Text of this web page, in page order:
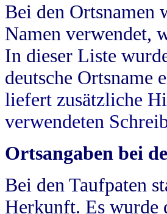
Bei den Ortsnamen
Namen verwendet,
In dieser Liste
deutsche Ortsname
liefert zusätzliche
verwendeten
Ortsangaben bei
Bei den Taufpaten
Herkunft. Es wurde